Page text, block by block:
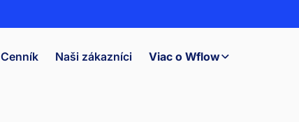
Cenník Naši zákazníci Viac o Wflow